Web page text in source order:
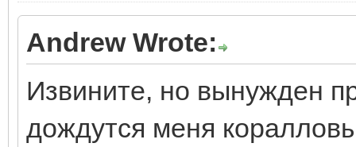
Andrew Wrote:
Извините, но вынужден
дождутся меня